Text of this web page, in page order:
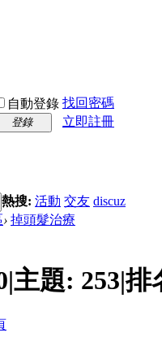
自動登錄 找回密碼
登錄
立即註冊
熱搜: 活動 交友 discuz
› 掉頭髮治療
|主題: 253|排